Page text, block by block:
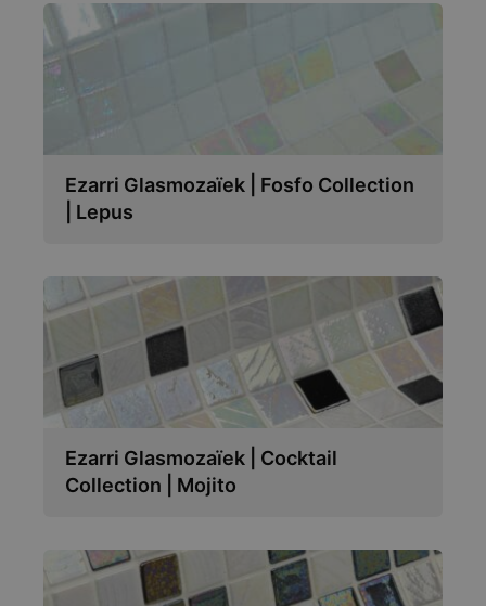
Ezarri Glasmozaïek | Fosfo Collection
| Lepus
Ezarri Glasmozaïek | Cocktail
Collection | Mojito